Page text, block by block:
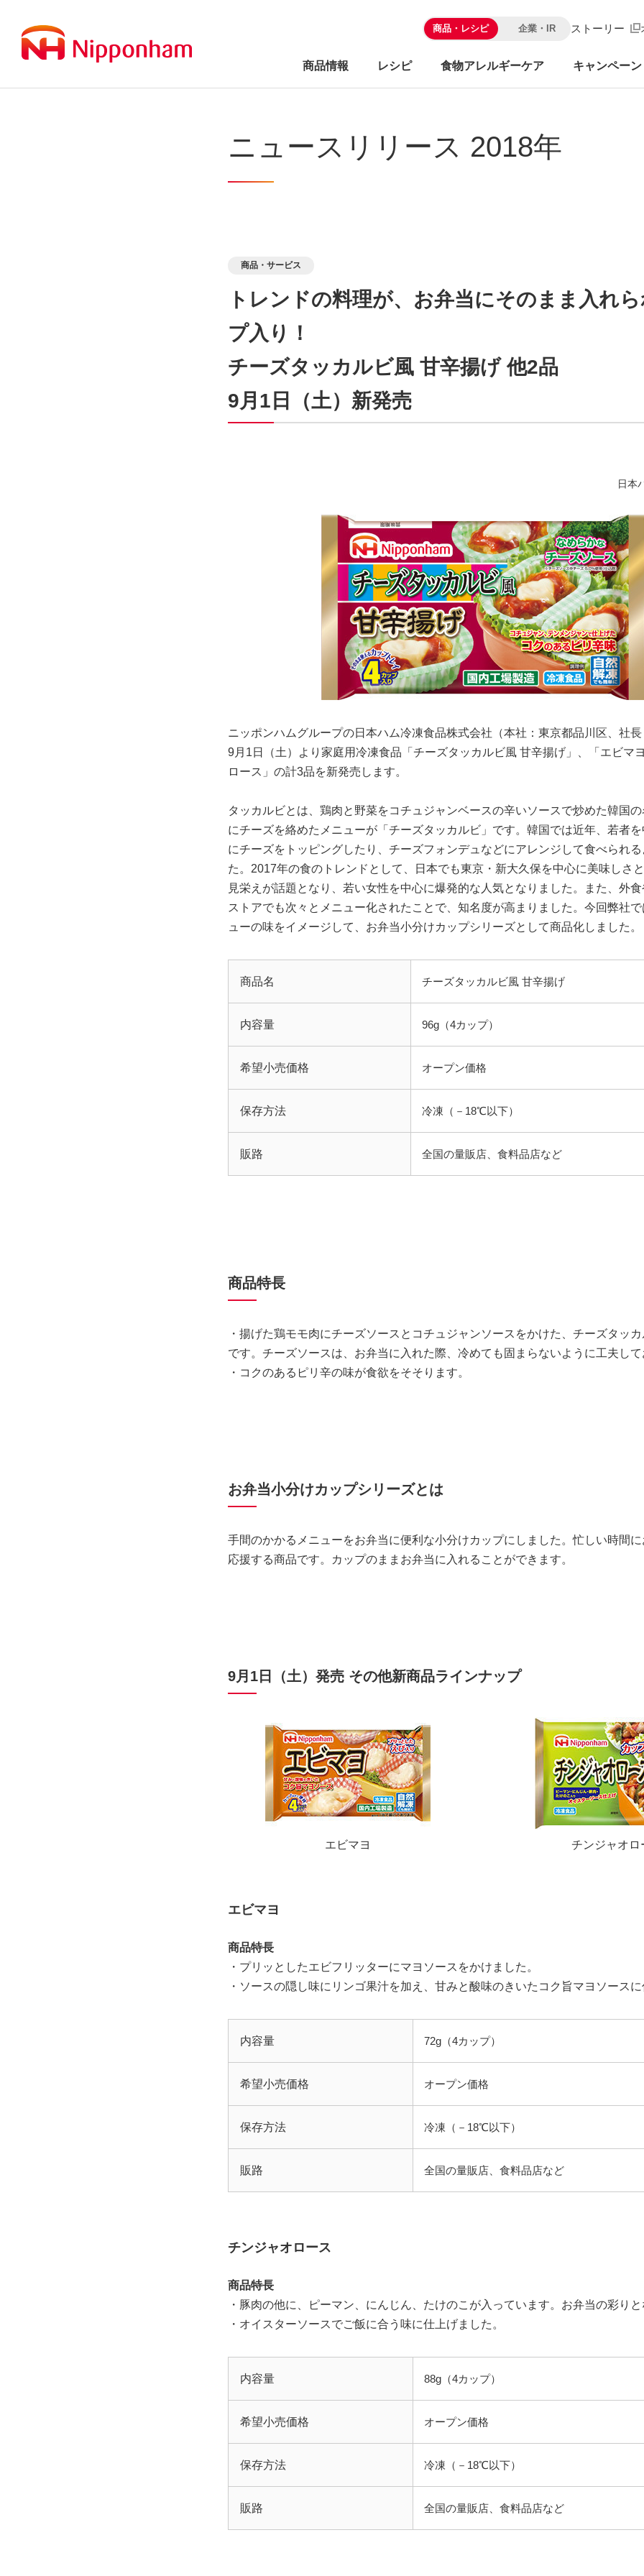
商品・レシピ 企業・IR ストーリー
商品情報 レシピ 食物アレルギーケア キャンペーン
ニュースリリース 2018年
商品・サービス
トレンドの料理が、お弁当にそのまま入れ
プ入り！
チーズタッカルビ風 甘辛揚げ 他2品
9月1日（土）新発売
日本
ニッポンハムグループの日本ハム冷凍食品株式会社（本社：東京都品川区、社
9月1日（土）より家庭用冷凍食品「チーズタッカルビ風 甘辛揚げ」、「エビマ
ロース」の計3品を新発売します。
タッカルビとは、鶏肉と野菜をコチュジャンベースの辛いソースで炒めた韓国
にチーズを絡めたメニューが「チーズタッカルビ」です。韓国では近年、若者
にチーズをトッピングしたり、チーズフォンデュなどにアレンジして食べられ
た。2017年の食のトレンドとして、日本でも東京・新大久保を中心に美味しさ
見栄えが話題となり、若い女性を中心に爆発的な人気となりました。また、外
ストアでも次々とメニュー化されたことで、知名度が高まりました。今回弊社
ューの味をイメージして、お弁当小分けカップシリーズとして商品化しました。
商品名 チーズタッカルビ風 甘辛揚げ
内容量 96g（4カップ）
希望小売価格 オープン価格
保存方法 冷凍（－18℃以下）
販路 全国の量販店、食料品店など
商品特長
・揚げた鶏モモ肉にチーズソースとコチュジャンソースをかけた、チーズタッ
です。チーズソースは、お弁当に入れた際、冷めても固まらないように工夫し
・コクのあるピリ辛の味が食欲をそそります。
お弁当小分けカップシリーズとは
手間のかかるメニューをお弁当に便利な小分けカップにしました。忙しい時間
応援する商品です。カップのままお弁当に入れることができます。
9月1日（土）発売 その他新商品ラインナップ
エビマヨ チンジャオロ
エビマヨ
商品特長
・プリッとしたエビフリッターにマヨソースをかけました。
・ソースの隠し味にリンゴ果汁を加え、甘みと酸味のきいたコク旨マヨソース
内容量 72g（4カップ）
希望小売価格 オープン価格
保存方法 冷凍（－18℃以下）
販路 全国の量販店、食料品店など
チンジャオロース
商品特長
・豚肉の他に、ピーマン、にんじん、たけのこが入っています。お弁当の彩り
・オイスターソースでご飯に合う味に仕上げました。
内容量 88g（4カップ）
希望小売価格 オープン価格
保存方法 冷凍（－18℃以下）
販路 全国の量販店、食料品店など